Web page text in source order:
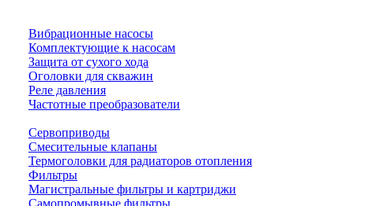
Вибрационные насосы
Комплектующие к насосам
Защита от сухого хода
Оголовки для скважин
Реле давления
Частотные преобразователи
Сервоприводы
Смесительные клапаны
Термоголовки для радиаторов отопления
Фильтры
Магистральные фильтры и картриджи
Самопромывные фильтры